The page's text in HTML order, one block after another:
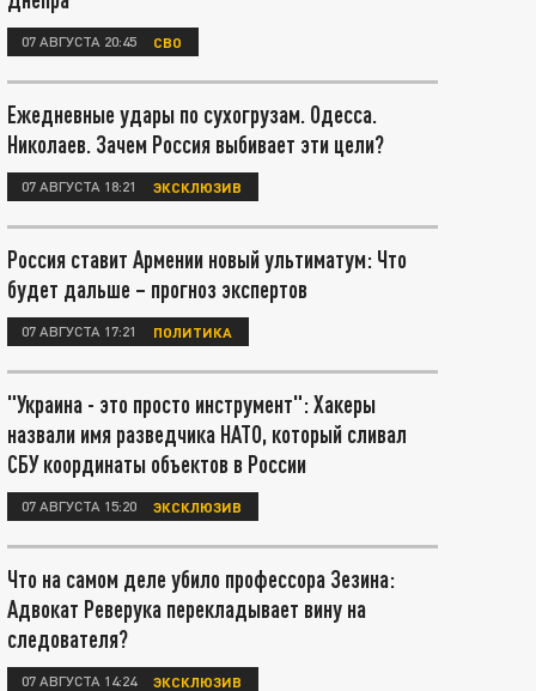
07 АВГУСТА 20:45 СВО
Ежедневные удары по сухогрузам. Одесса.
Николаев. Зачем Россия выбивает эти цели?
07 АВГУСТА 18:21 ЭКСКЛЮЗИВ
Россия ставит Армении новый ультиматум: Что
будет дальше – прогноз экспертов
07 АВГУСТА 17:21 ПОЛИТИКА
"Украина - это просто инструмент": Хакеры
назвали имя разведчика НАТО, который сливал
СБУ координаты объектов в России
07 АВГУСТА 15:20 ЭКСКЛЮЗИВ
Что на самом деле убило профессора Зезина:
Адвокат Реверука перекладывает вину на
следователя?
07 АВГУСТА 14:24 ЭКСКЛЮЗИВ